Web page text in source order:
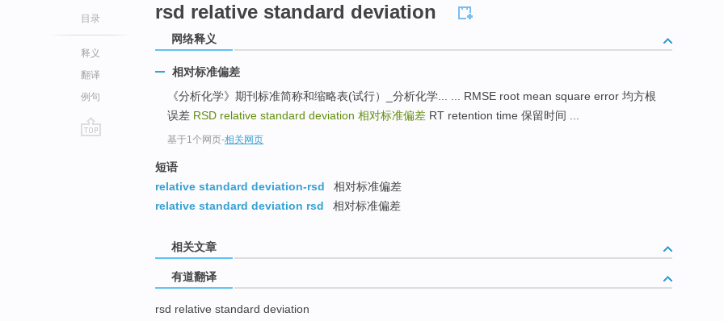
目录
释义
翻译
例句
rsd relative standard deviation
网络释义
相对标准偏差
《分析化学》期刊标准简称和缩略表(试行）_分析化学... ... RMSE root mean square error 均方根
误差 RSD relative standard deviation 相对标准偏差 RT retention time 保留时间 ...
基于1个网页-相关网页
短语
relative standard deviation-rsd
相对标准偏差
relative standard deviation rsd
相对标准偏差
相关文章
有道翻译
rsd relative standard deviation